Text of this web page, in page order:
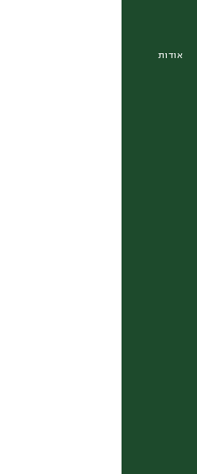
אודות